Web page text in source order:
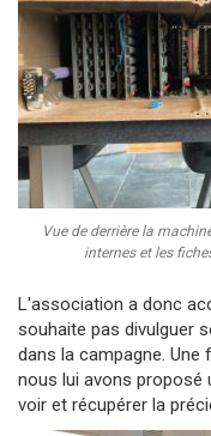
Vue de derrière la
internes et les
L'association a donc
souhaite pas divulguer
dans la campagne.
nous lui avons proposé
voir et récupérer la